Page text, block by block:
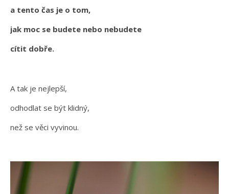
a tento čas je o tom,
jak moc se budete nebo nebudete
cítit dobře.
A tak je nejlepší,
odhodlat se být klidný,
než se věci vyvinou.